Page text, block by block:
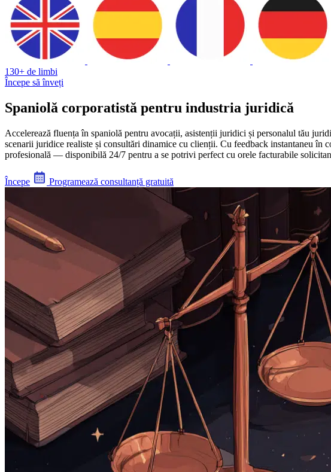
130+ de limbi
Începe să înveți
Spaniolă corporatistă pentru industria juridică
Accelerează fluența în spaniolă pentru avocații, asistenții juridici și personalul tău
scenarii juridice realiste și consultări dinamice cu clienții. Cu feedback instantaneu în
profesională — disponibilă 24/7 pentru a se potrivi perfect cu orele facturabile
Începe Programează consultanță gratuită